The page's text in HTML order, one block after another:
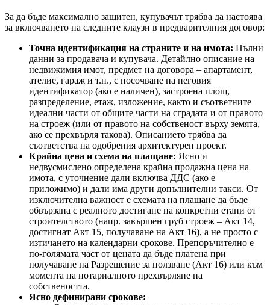
За да бъде максимално защитен, купувачът трябва да настоява
за включването на следните клаузи в предварителния договор:
Точна идентификация на страните и на имота: Пълни
данни за продавача и купувача. Детайлно описание на
недвижимия имот, предмет на договора – апартамент,
ателие, гараж и т.н., с посочване на неговия
идентификатор (ако е наличен), застроена площ,
разпределение, етаж, изложение, както и съответните
идеални части от общите части на сградата и от правото
на строеж (или от правото на собственост върху земята,
ако се прехвърля такова). Описанието трябва да
съответства на одобрения архитектурен проект.
Крайна цена и схема на плащане: Ясно и
недвусмислено определена крайна продажна цена на
имота, с уточнение дали включва ДДС (ако е
приложимо) и дали има други допълнителни такси. От
изключителна важност е схемата на плащане да бъде
обвързана с реалното достигане на конкретни етапи от
строителството (напр. завършен груб строеж – Акт 14,
достигнат Акт 15, получаване на Акт 16), а не просто с
изтичането на календарни срокове. Препоръчително е
по-голямата част от цената да бъде платена при
получаване на Разрешение за ползване (Акт 16) или към
момента на нотариалното прехвърляне на
собствеността.
Ясно дефинирани срокове: